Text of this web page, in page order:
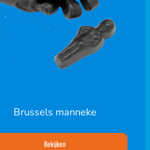
Brussels manneke
Bekijken